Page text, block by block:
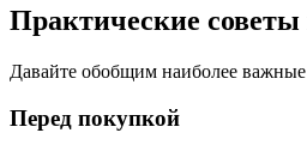
Практические
Давайте обобщим наиболее
Перед покупкой